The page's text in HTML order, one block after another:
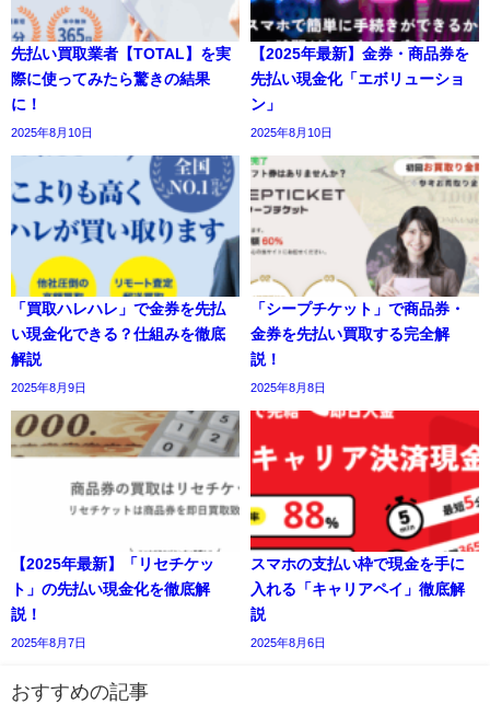
先払い買取業者【TOTAL】を実
際に使ってみたら驚きの結果
に！
2025年8月10日
【2025年最新】金券・商品券を
先払い現金化「エボリューショ
ン」
2025年8月10日
「買取ハレハレ」で金券を先払
い現金化できる？仕組みを徹底
解説
2025年8月9日
「シープチケット」で商品券・
金券を先払い買取する完全解
説！
2025年8月8日
【2025年最新】「リセチケッ
ト」の先払い現金化を徹底解
説！
2025年8月7日
スマホの支払い枠で現金を手に
入れる「キャリアペイ」徹底解
説
2025年8月6日
おすすめの記事